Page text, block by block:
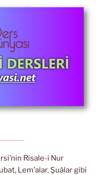
Risale-i Nur
Lem’alar, Şuâlar gibi